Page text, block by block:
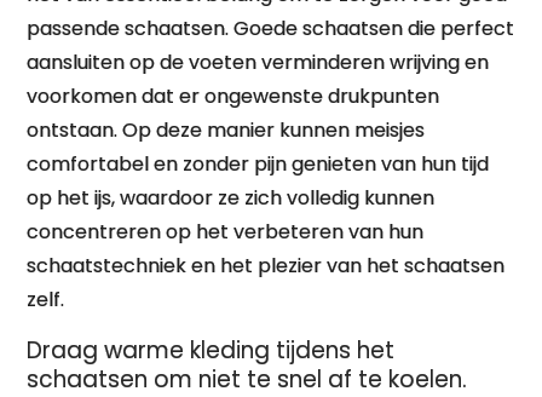
passende schaatsen. Goede schaatsen die perfect
aansluiten op de voeten verminderen wrijving en
voorkomen dat er ongewenste drukpunten
ontstaan. Op deze manier kunnen meisjes
comfortabel en zonder pijn genieten van hun tijd
op het ijs, waardoor ze zich volledig kunnen
concentreren op het verbeteren van hun
schaatstechniek en het plezier van het schaatsen
zelf.
Draag warme kleding tijdens het
schaatsen om niet te snel af te koelen.